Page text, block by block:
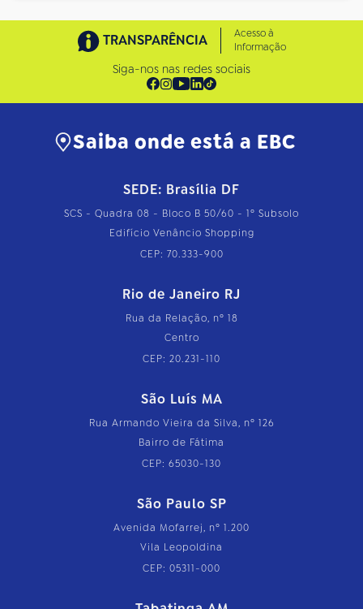
TRANSPARÊNCIA
Acesso à
Informação
Siga-nos nas redes sociais
Saiba onde está a EBC
SEDE: Brasília DF
SCS - Quadra 08 - Bloco B 50/60 - 1º Subsolo
Edifício Venâncio Shopping
CEP: 70.333-900
Rio de Janeiro RJ
Rua da Relação, nº 18
Centro
CEP: 20.231-110
São Luís MA
Rua Armando Vieira da Silva, nº 126
Bairro de Fátima
CEP: 65030-130
São Paulo SP
Avenida Mofarrej, nº 1.200
Vila Leopoldina
CEP: 05311-000